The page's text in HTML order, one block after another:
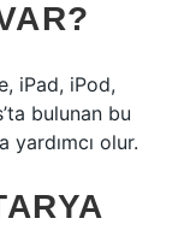
iPad, iPod,
bulunan bu
yardımcı olur.